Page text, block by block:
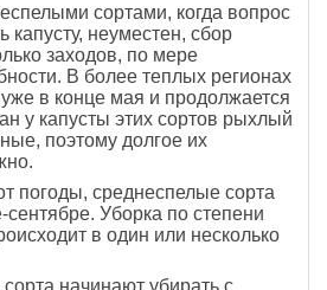
сортами, когда вопрос
капусту, неуместен, сбор
заходов, по мере
В более теплых регионах
в конце мая и продолжается
у капусты этих сортов рыхлый
поэтому долгое их
погоды, среднеспелые сорта
сентябре. Уборка по степени
в один или несколько